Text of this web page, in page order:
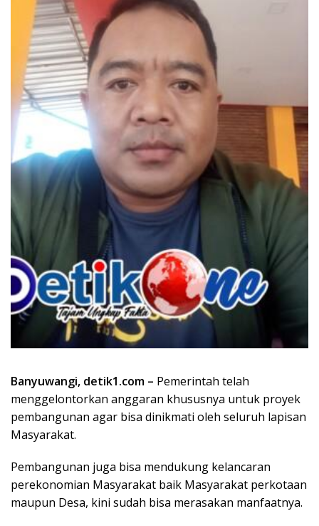
Banyuwangi, detik1.com – Pemerintah telah
menggelontorkan anggaran khususnya untuk proyek
pembangunan agar bisa dinikmati oleh seluruh lapisan
Masyarakat.
Pembangunan juga bisa mendukung kelancaran
perekonomian Masyarakat baik Masyarakat perkotaan
maupun Desa, kini sudah bisa merasakan manfaatnya.